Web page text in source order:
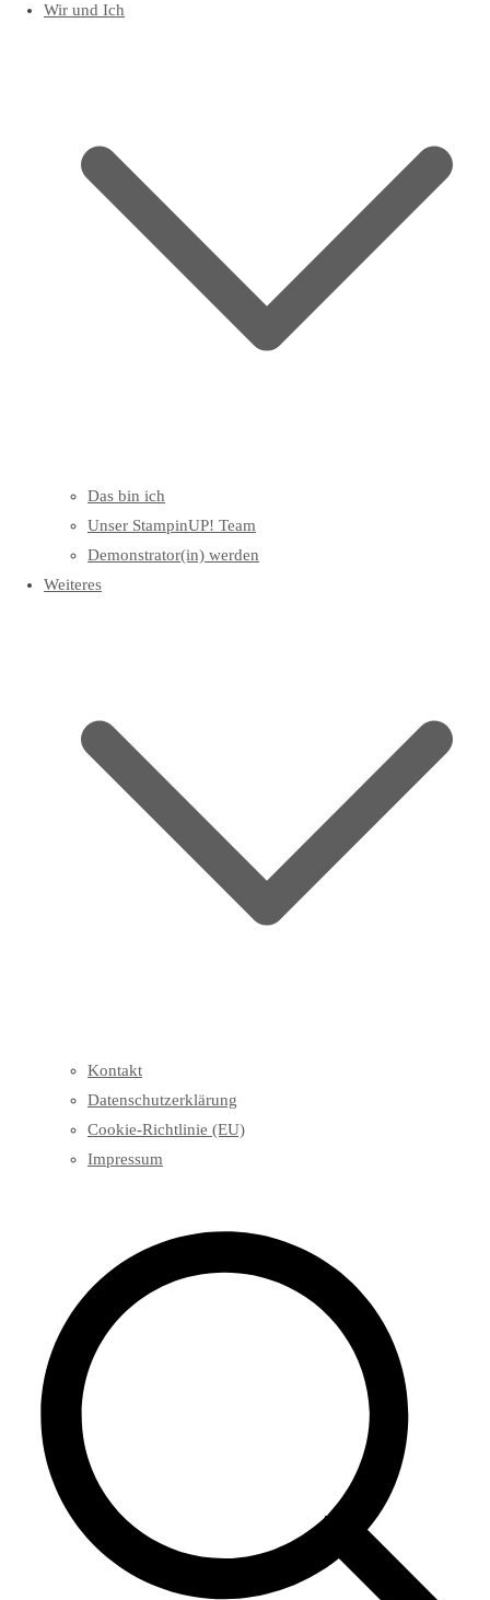
Wir und Ich
Das bin ich
Unser StampinUP! Team
Demonstrator(in) werden
Weiteres
Kontakt
Datenschutzerklärung
Cookie-Richtlinie (EU)
Impressum